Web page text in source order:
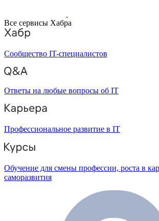
Все сервисы Хабра
Сообщество IT-специалистов
Ответы на любые вопросы об IT
Профессиональное развитие в IT
Обучение для смены профессии, роста в
саморазвития